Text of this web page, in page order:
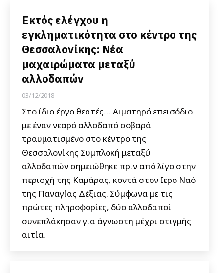
Εκτός ελέγχου η
εγκληματικότητα στο κέντρο της
Θεσσαλονίκης: Νέα
μαχαιρώματα μεταξύ
αλλοδαπών
03/12/2018
Στο ίδιο έργο θεατές… Αιματηρό επεισόδιο
με έναν νεαρό αλλοδαπό σοβαρά
τραυματισμένο στο κέντρο της
Θεσσαλονίκης Συμπλοκή μεταξύ
αλλοδαπών σημειώθηκε πριν από λίγο στην
περιοχή της Καμάρας, κοντά στον Ιερό Ναό
της Παναγίας Δέξιας. Σύμφωνα με τις
πρώτες πληροφορίες, δύο αλλοδαποί
συνεπλάκησαν για άγνωστη μέχρι στιγμής
αιτία.